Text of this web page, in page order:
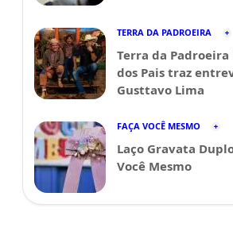
TERRA DA PADROEIRA
Terra da Padroeira
dos Pais traz
Gusttavo Lima
FAÇA VOCÊ MESMO
Laço Gravata
Você Mesmo